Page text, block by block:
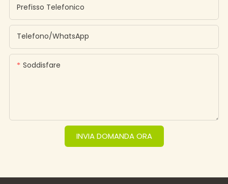
Prefisso Telefonico
Telefono/WhatsApp
Soddisfare
INVIA DOMANDA ORA